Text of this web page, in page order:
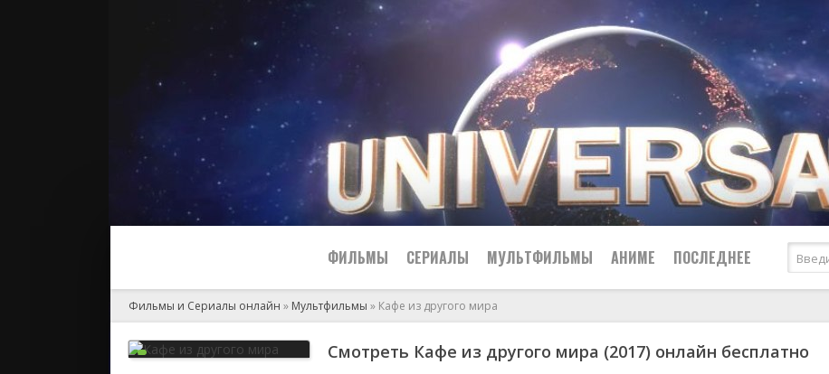
ФИЛЬМЫ
Боевики
Мелодрамы
СЕРИАЛЫ МУЛЬТФИЛЬМЫ АНИМЕ ПОСЛЕДНЕЕ
Фильмы и Сериалы онлайн » Мультфильмы » Кафе из другого мира
Смотреть Кафе из другого мира (2017) онлайн бесплатно